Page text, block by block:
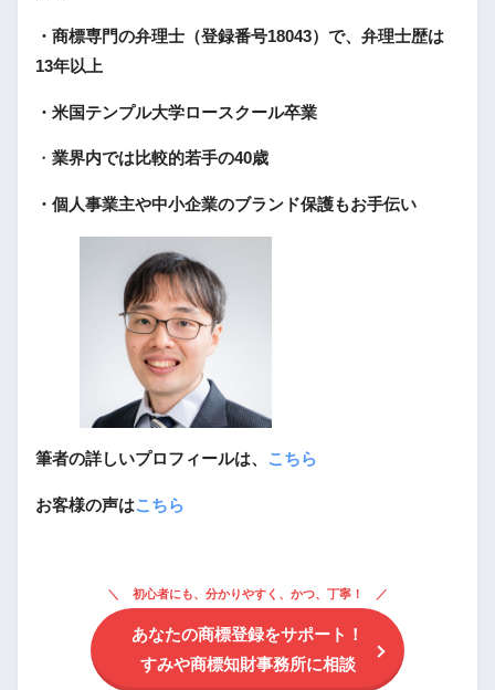
・商標専門の弁理士（登録番号18043）で、弁理士歴は
13年以上
・米国テンプル大学ロースクール卒業
・ 業界内では比較的若手の40歳
・個人事業主や中小企業のブランド保護もお手伝い
筆者の詳しいプロフィールは、 こちら
お客様の声はこちら
初心者にも、分かりやすく、かつ、丁寧！
あなたの商標登録をサポート！
すみや商標知財事務所に相談